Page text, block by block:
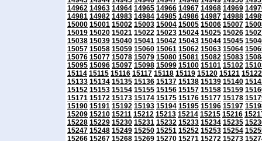
14962 14963 14964 14965 14966 14967 14968 14969
14981 14982 14983 14984 14985 14986 14987 14988
15000 15001 15002 15003 15004 15005 15006 15007
15019 15020 15021 15022 15023 15024 15025 15026
15038 15039 15040 15041 15042 15043 15044 15045
15057 15058 15059 15060 15061 15062 15063 15064
15076 15077 15078 15079 15080 15081 15082 15083
15095 15096 15097 15098 15099 15100 15101 15102
15114 15115 15116 15117 15118 15119 15120 15121 15122
15133 15134 15135 15136 15137 15138 15139 15140
15152 15153 15154 15155 15156 15157 15158 15159
15171 15172 15173 15174 15175 15176 15177 15178
15190 15191 15192 15193 15194 15195 15196 15197
15209 15210 15211 15212 15213 15214 15215 15216
15228 15229 15230 15231 15232 15233 15234 15235
15247 15248 15249 15250 15251 15252 15253 15254
15266 15267 15268 15269 15270 15271 15272 15273